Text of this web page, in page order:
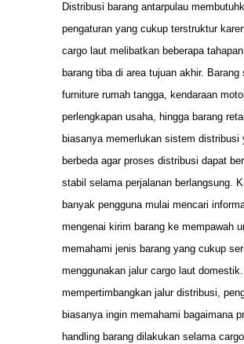
Distribusi barang antarpulau
pengaturan yang cukup terstruktur
cargo laut melibatkan beberapa
barang tiba di area tujuan akhir. Barang
furniture rumah tangga, kendaraan
perlengkapan usaha, hingga barang retail
biasanya memerlukan sistem distribusi
berbeda agar proses distribusi dapat
stabil selama perjalanan berlangsung.
banyak pengguna mulai mencari
mengenai kirim barang ke mempawah
memahami jenis barang yang cukup
menggunakan jalur cargo laut
mempertimbangkan jalur distribusi,
biasanya ingin memahami bagaimana
handling barang dilakukan selama cargo